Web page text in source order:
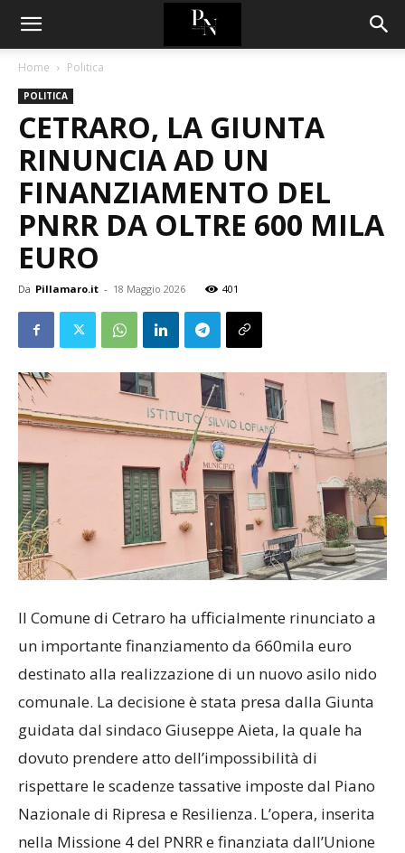
Home Politica
POLITICA
CETRARO, LA GIUNTA
RINUNCIA AD UN
FINANZIAMENTO DEL
PNRR DA OLTRE 600 MILA
EURO
Da Pillamaro.it - 18 Maggio 2026 401
Il Comune di Cetraro ha ufficialmente rinunciato a
un importante finanziamento da 660mila euro
destinato alla realizzazione di un nuovo asilo nido
comunale. La decisione è stata presa dalla Giunta
guidata dal sindaco Giuseppe Aieta, la quale ha
dovuto prendere atto dell’impossibilità di
rispettare le scadenze tassative imposte dal Piano
Nazionale di Ripresa e Resilienza. L’opera, inserita
nella Missione 4 del PNRR e finanziata dall’Unione